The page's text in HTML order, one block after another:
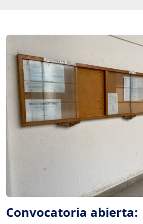
Convocatoria abierta: